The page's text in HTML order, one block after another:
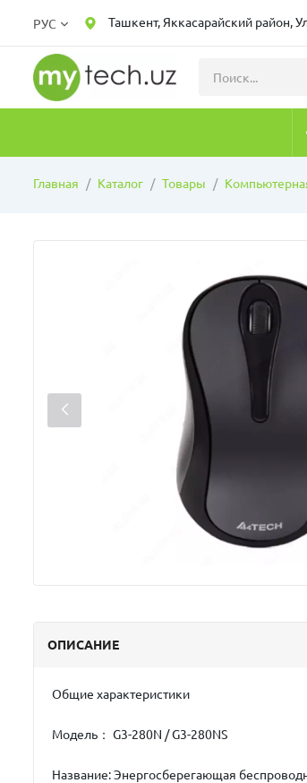
РУС Ташкент, Яккасарайский район,
Главная Каталог Товары
ОПИСАНИЕ
Общие характеристики
Модель： G3-280N / G3-280NS
Название: Энергосберегающая